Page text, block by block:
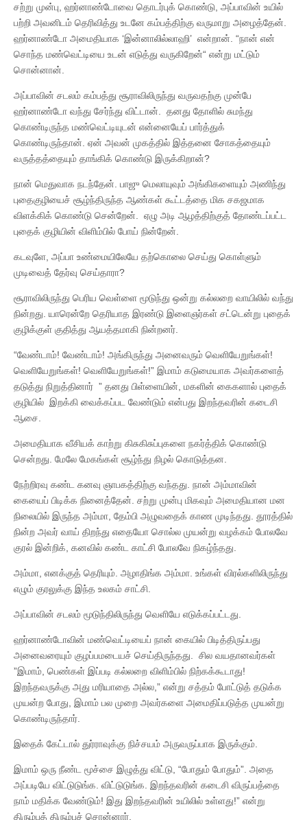
சற்று முன்பு, ஹர்னாண்டோவை தொடர்புக் கொண்டு, அப்பாவின் உயில்
பற்றி அவனிடம் தெரிவித்து உடனே கம்பத்திற்கு வருமாறு அழைத்தேன்.
ஹர்னாண்டோ அமைதியாக ‘இன்னாலில்லாஹி’ என்றான். “நான் என்
சொந்த மண்வெட்டியை உடன் எடுத்து வருகிறேன்“ என்று மட்டும்
சொன்னான்.
அப்பாவின் சடலம் கம்பத்து சூராவிலிருந்து வருவதற்கு முன்பே
ஹர்னாண்டோ வந்து சேர்ந்து விட்டான். தனது தோளில் சுமந்து
கொண்டிருந்த மண்வெட்டியுடன் என்னையேப் பார்த்துக்
கொண்டிருந்தான். ஏன் அவன் முகத்தில் இத்தனை சோகத்தையும்
வருத்தத்தையும் தாங்கிக் கொண்டு இருக்கிறான்?
நான் மெதுவாக நடந்தேன். பாஜு மெலாயுவும் அங்கிகளையும் அணிந்து
புதைகுழியைச் சூழ்ந்திருந்த ஆண்கள் கூட்டத்தை மிக சகஜமாக
விளக்கிக் கொண்டு சென்றேன். ஏழு அடி ஆழத்திற்குத் தோண்டப்பட்ட
புதைக் குழியின் விளிம்பில் போய் நின்றேன்.
கடவுளே, அப்பா உண்மையிலேயே தற்கொலை செய்து கொள்ளும்
முடிவைத் தேர்வு செய்தாரா?
சூராவிலிருந்து பெரிய வெள்ளை மூடுந்து ஒன்று கல்லறை வாயிலில் வந்து
நின்றது. யாரென்றே தெரியாத இரண்டு இளைஞர்கள் சட்டென்று புதைக்
குழிக்குள் குதித்து ஆயத்தமாகி நின்றனர்.
“வேண்டாம்! வேண்டாம்! அங்கிருந்து அனைவரும் வெளியேறுங்கள்!
வெளியேறுங்கள்! வெளியேறுங்கள்!” இமாம் கடுமையாக அவர்களைத்
தடுத்து நிறுத்தினார் ” தனது பிள்ளையின், மகளின் கைகளால் புதைக்
குழியில் இறக்கி வைக்கப்பட வேண்டும் என்பது இறந்தவரின் கடைசி
ஆசை.
அமைதியாக வீசியக் காற்று கிசுகிசுப்புகளை நகர்த்திக் கொண்டு
சென்றது. மேலே மேகங்கள் சூழ்ந்து நிழல் கொடுத்தன.
நேற்றிரவு கண்ட கனவு ஞாபகத்திற்கு வந்தது. நான் அம்மாவின்
கையைப் பிடிக்க நினைத்தேன். சற்று முன்பு மிகவும் அமைதியான மன
நிலையில் இருந்த அம்மா, தேம்பி அழுவதைக் காண முடிந்தது. தூரத்தில்
நின்ற அவர் வாய் திறந்து எதையோ சொல்ல முயன்று வழக்கம் போலவே
குரல் இன்றிக், கனவில் கண்ட காட்சி போலவே நிகழ்ந்தது.
அம்மா, எனக்குத் தெரியும். அழாதிங்க அம்மா. உங்கள் விரல்களிலிருந்து
எழும் குரலுக்கு இந்த உலகம் சாட்சி.
அப்பாவின் சடலம் மூடுந்திலிருந்து வெளியே எடுக்கப்பட்டது.
ஹர்னாண்டோவின் மண்வெட்டியைப் நான் கையில் பிடித்திருப்பது
அனைவரையும் குழப்பமடையச் செய்திருந்தது. சில வயதானவர்கள்
”இமாம், பெண்கள் இப்படி கல்லறை விளிம்பில் நிற்கக்கூடாது!
இறந்தவருக்கு அது மரியாதை அல்ல,” என்று சத்தம் போட்டுத் தடுக்க
முயன்ற போது, இமாம் பல முறை அவர்களை அமைதிப்படுத்த முயன்று
கொண்டிருந்தார்.
இதைக் கேட்டால் துர்ராவுக்கு நிச்சயம் அருவருப்பாக இருக்கும்.
இமாம் ஒரு நீண்ட மூச்சை இழுத்து விட்டு, “போதும் போதும்”. அதை
அப்படியே விட்டுடுங்க. விட்டுடுங்க. இறந்தவரின் கடைசி விருப்பத்தை
நாம் மதிக்க வேண்டும்! இது இறந்தவரின் உயிலில் உள்ளது!” என்று
திரும்பத் திரும்பச் சொன்னார்.